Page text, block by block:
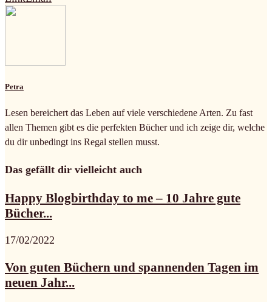
Petra
Lesen bereichert das Leben auf viele verschiedene Arten. Zu fast
allen Themen gibt es die perfekten Bücher und ich zeige dir, welche
du dir unbedingt ins Regal stellen musst.
Das gefällt dir vielleicht auch
Happy Blogbirthday to me – 10 Jahre gute
Bücher...
17/02/2022
Von guten Büchern und spannenden Tagen im
neuen Jahr...